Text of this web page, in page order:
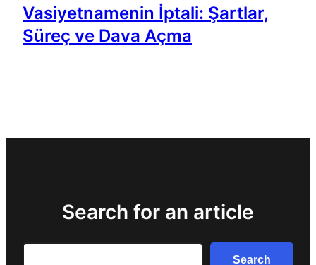
Vasiyetnamenin İptali: Şartlar,
Süreç ve Dava Açma
Search for an article
Search